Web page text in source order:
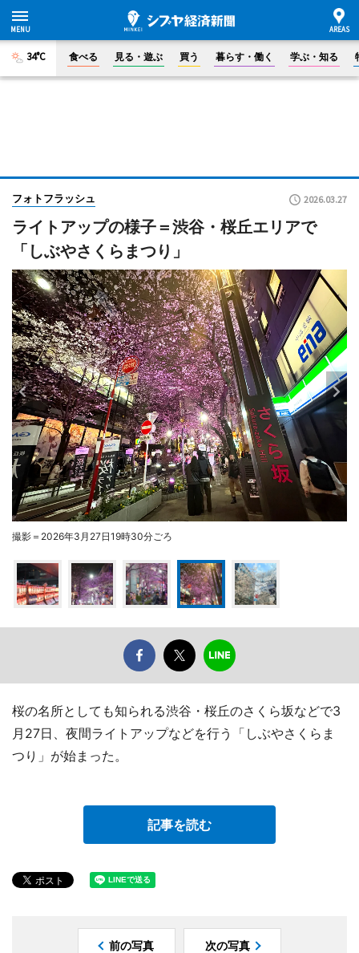
34°C 食べる 見る・遊ぶ 買う 暮らす・働く 学ぶ・知る
フォトフラッシュ 2026.03.27
ライトアップの様子＝渋谷・桜丘エリアで
「しぶやさくらまつり」
撮影＝2026年3月27日19時30分ごろ
桜の名所としても知られる渋谷・桜丘のさくら坂などで3
月27日、夜間ライトアップなどを行う「しぶやさくらま
つり」が始まった。
記事を読む
前の写真 次の写真